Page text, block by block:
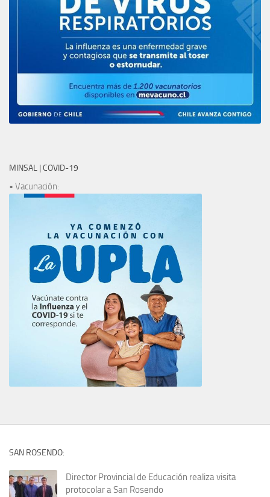
MINSAL | COVID-19
• Vacunación:
SAN ROSENDO:
Director Provincial de Educación realiza visita
protocolar a San Rosendo